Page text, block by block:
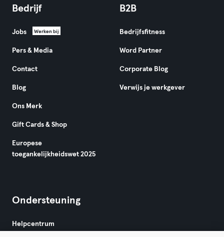
Bedrijf
Jobs Werken bij
Pers & Media
Contact
Blog
Ons Merk
Gift Cards & Shop
Europese
toegankelijkheidswet 2025
B2B
Bedrijfsfitness
Word Partner
Corporate Blog
Verwijs je werkgever
Ondersteuning
Helpcentrum